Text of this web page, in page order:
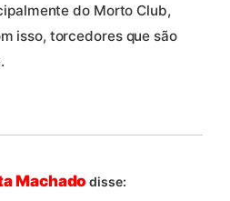
do Morto Club,
isso, torcedores que são
Machado disse: